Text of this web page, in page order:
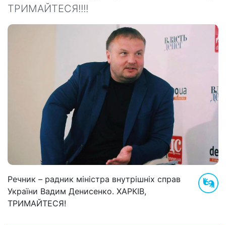
ТРИМАЙТЕСЯ!!!!
Речник – радник міністра внутрішніх справ
України Вадим Денисенко. ХАРКІВ,
ТРИМАЙТЕСЯ!